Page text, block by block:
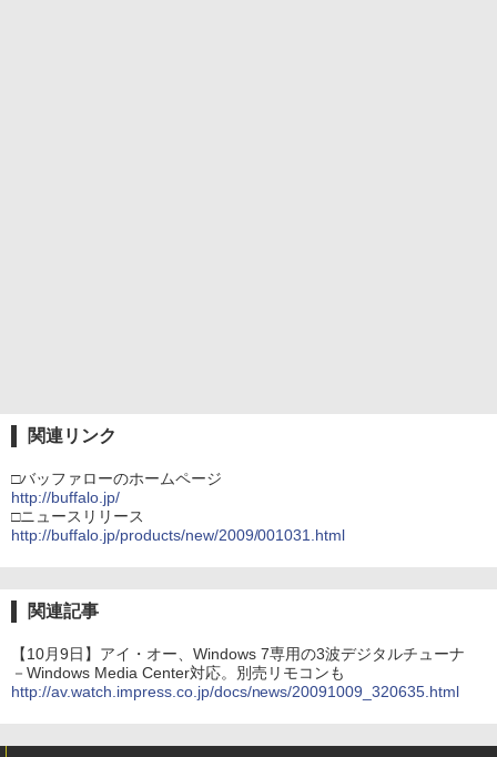
関連リンク
□バッファローのホームページ
http://buffalo.jp/
□ニュースリリース
http://buffalo.jp/products/new/2009/001031.html
関連記事
【10月9日】アイ・オー、Windows 7専用の3波デジタルチューナ
－Windows Media Center対応。別売リモコンも
http://av.watch.impress.co.jp/docs/news/20091009_320635.html